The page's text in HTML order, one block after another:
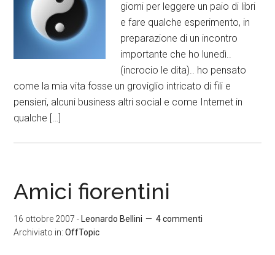
giorni per leggere un paio di libri
e fare qualche esperimento, in
preparazione di un incontro
importante che ho lunedì..
(incrocio le dita).. ho pensato
come la mia vita fosse un groviglio intricato di fili e
pensieri, alcuni business altri social e come Internet in
qualche […]
Amici fiorentini
16 ottobre 2007 - Leonardo Bellini
4 commenti
Archiviato in:OffTopic